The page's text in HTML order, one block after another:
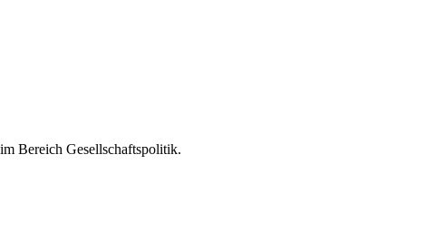
Bereich Gesellschaftspolitik.